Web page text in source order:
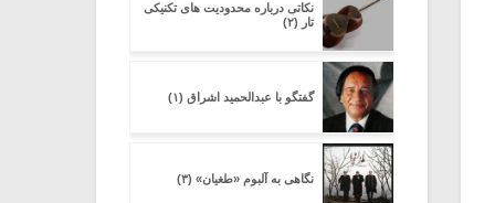
نکاتی درباره محدودیت های تکنیکی
تار (۲)
گفتگو با عبدالحمید اشراق (۱)
نگاهی به آلبوم «طغیان» (۳)